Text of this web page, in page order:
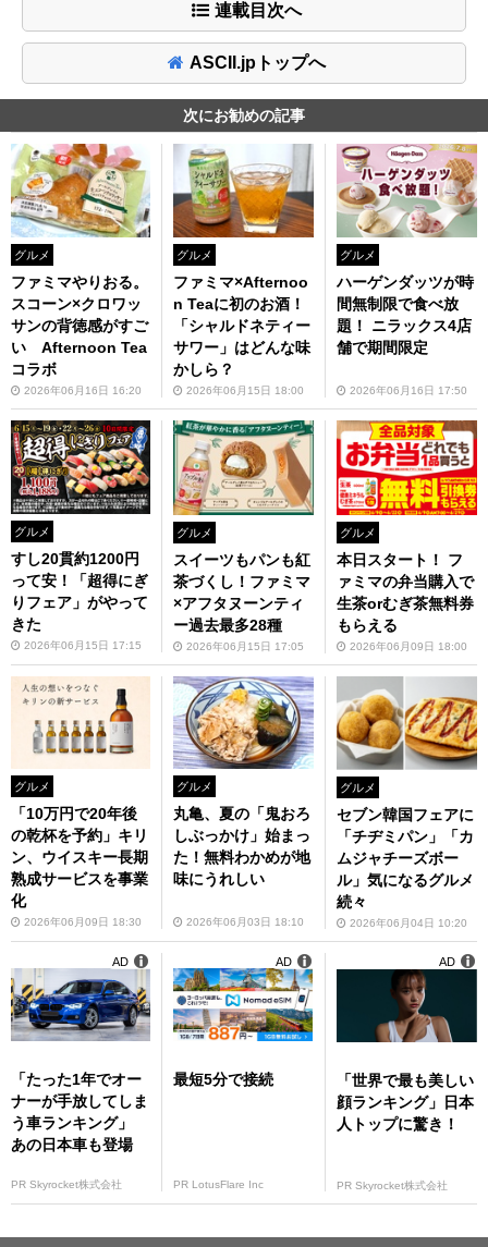
連載目次へ
ASCII.jpトップへ
次にお勧めの記事
グルメ
ファミマやりおる。
スコーン×クロワッ
サンの背徳感がすご
い Afternoon Tea
コラボ
2026年06月16日 16:20
グルメ
ファミマ×Afternoo
n Teaに初のお酒！
「シャルドネティー
サワー」はどんな味
かしら？
2026年06月15日 18:00
グルメ
ハーゲンダッツが時
間無制限で食べ放
題！ ニラックス4店
舗で期間限定
2026年06月16日 17:50
グルメ
すし20貫約1200円
って安！「超得にぎ
りフェア」がやって
きた
2026年06月15日 17:15
グルメ
スイーツもパンも紅
茶づくし！ファミマ
×アフタヌーンティ
ー過去最多28種
2026年06月15日 17:05
グルメ
本日スタート！ フ
ァミマの弁当購入で
生茶orむぎ茶無料券
もらえる
2026年06月09日 18:00
グルメ
「10万円で20年後
の乾杯を予約」キリ
ン、ウイスキー長期
熟成サービスを事業
化
2026年06月09日 18:30
グルメ
丸亀、夏の「鬼おろ
しぶっかけ」始まっ
た！無料わかめが地
味にうれしい
2026年06月03日 18:10
グルメ
セブン韓国フェアに
「チヂミパン」「カ
ムジャチーズボー
ル」気になるグルメ
続々
2026年06月04日 10:20
「たった1年でオー
ナーが手放してしま
う車ランキング」
あの日本車も登場
PR Skyrocket株式会社
AD
最短5分で接続
PR LotusFlare Inc
AD
「世界で最も美しい
顔ランキング」日本
人トップに驚き！
PR Skyrocket株式会社
AD